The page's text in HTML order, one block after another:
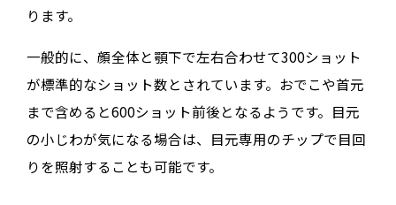
ります。
一般的に、顔全体と顎下で左右合わせて300ショット
が標準的なショット数とされています。おでこや首元
まで含めると600ショット前後となるようです。目元
の小じわが気になる場合は、目元専用のチップで目回
りを照射することも可能です。